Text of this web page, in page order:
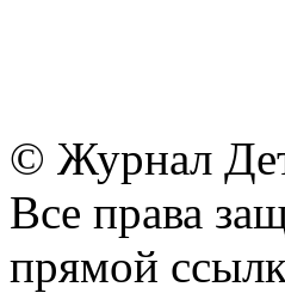
© Журнал
Все права
прямой